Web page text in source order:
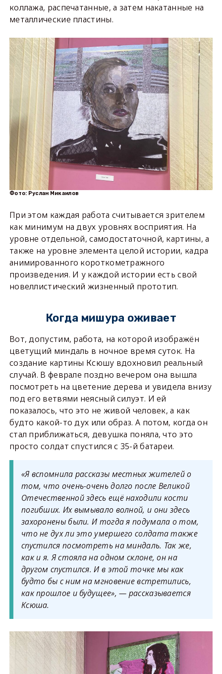
коллажа, распечатанные, а затем накатанные на
металлические пластины.
Фото: Руслан Микаилов
При этом каждая работа считывается зрителем
как минимум на двух уровнях восприятия. На
уровне отдельной, самодостаточной, картины, а
также на уровне элемента целой истории, кадра
анимированного короткометражного
произведения. И у каждой истории есть свой
новеллистический жизненный прототип.
Когда мишура оживает
Вот, допустим, работа, на которой изображён
цветущий миндаль в ночное время суток. На
создание картины Ксюшу вдохновил реальный
случай. В феврале поздно вечером она вышла
посмотреть на цветение дерева и увидела внизу
под его ветвями неясный силуэт. И ей
показалось, что это не живой человек, а как
будто какой-то дух или образ. А потом, когда он
стал приближаться, девушка поняла, что это
просто солдат спустился с 35-й батареи.
«Я вспомнила рассказы местных жителей о
том, что очень-очень долго после Великой
Отечественной здесь ещё находили кости
погибших. Их вымывало волной, и они здесь
захоронены были. И тогда я подумала о том,
что не дух ли это умершего солдата также
спустился посмотреть на миндаль. Так же,
как и я. Я стояла на одном склоне, он на
другом спустился. И в этой точке мы как
будто бы с ним на мгновение встретились,
как прошлое и будущее», — рассказывается
Ксюша.